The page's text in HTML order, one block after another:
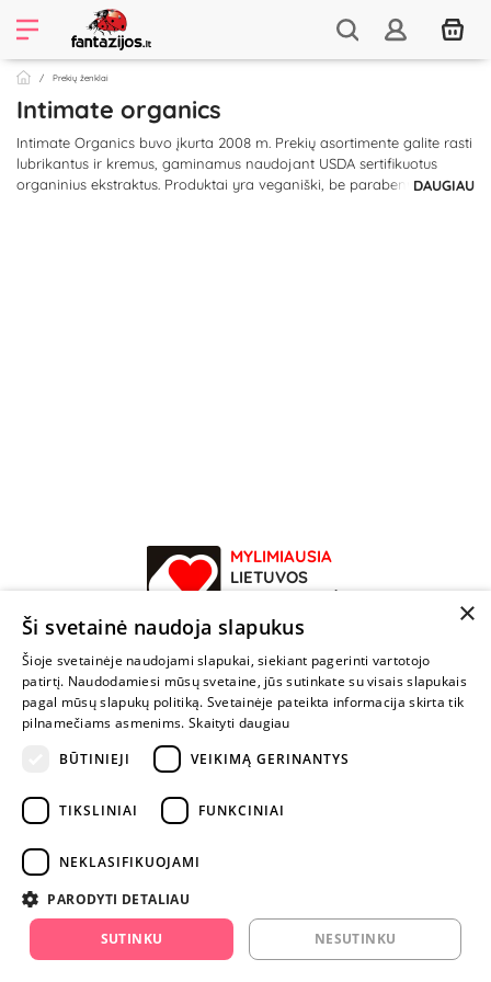
Prekių ženklai
Intimate organics
Intimate Organics buvo įkurta 2008 m. Prekių asortimente galite rasti
lubrikantus ir kremus, gaminamus naudojant USDA sertifikuotus
organinius ekstraktus. Produktai yra veganiški, be parabenų. Intimate
DAUGIAU
MYLIMIAUSIA
LIETUVOS
ELEKTRONINĖ
PARDUOTUVĖ
NENUSTOK
ŽAISTI
+370 600 84088
info@fantazijos.lt
instagram.com/fantazijos.lt
Karjera
×
Ši svetainė naudoja slapukus
Šioje svetainėje naudojami slapukai, siekiant pagerinti vartotojo
patirtį. Naudodamiesi mūsų svetaine, jūs sutinkate su visais slapukais
pagal mūsų slapukų politiką. Svetainėje pateikta informacija skirta tik
pilnamečiams asmenims. Skaityti daugiau
BŪTINIEJI
VEIKIMĄ GERINANTYS
TIKSLINIAI FUNKCINIAI
NEKLASIFIKUOJAMI
PARODYTI DETALIAU
SUTINKU NESUTINKU